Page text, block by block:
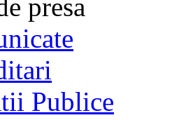
presa
Publice